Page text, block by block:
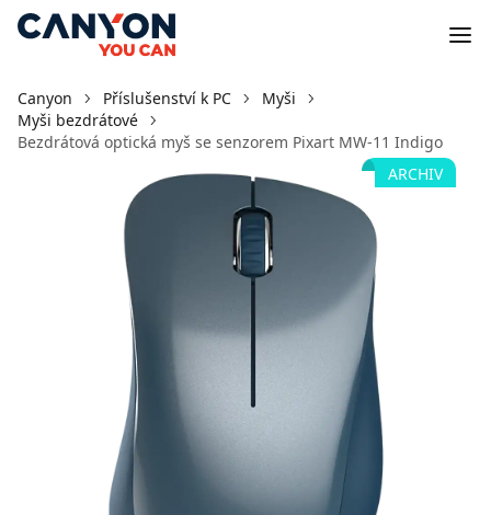
Canyon Příslušenství k PC
Myši
Myši bezdrátové
Bezdrátová optická myš se senzorem Pixart MW-11 Indigo
ARCHIV